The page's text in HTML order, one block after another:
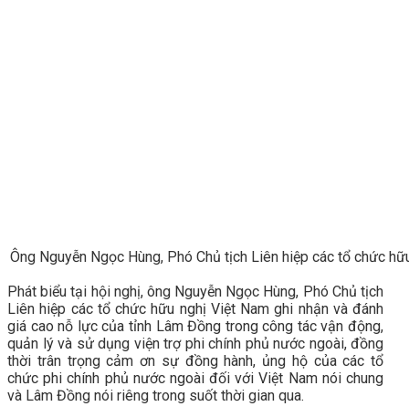
Ông Nguyễn Ngọc Hùng, Phó Chủ tịch Liên hiệp các tổ chức
Phát biểu tại hội nghị, ông Nguyễn Ngọc Hùng, Phó Chủ tịch
Liên hiệp các tổ chức hữu nghị Việt Nam ghi nhận và đánh
giá cao nỗ lực của tỉnh Lâm Đồng trong công tác vận động,
quản lý và sử dụng viện trợ phi chính phủ nước ngoài, đồng
thời trân trọng cảm ơn sự đồng hành, ủng hộ của các tổ
chức phi chính phủ nước ngoài đối với Việt Nam nói chung
và Lâm Đồng nói riêng trong suốt thời gian qua.